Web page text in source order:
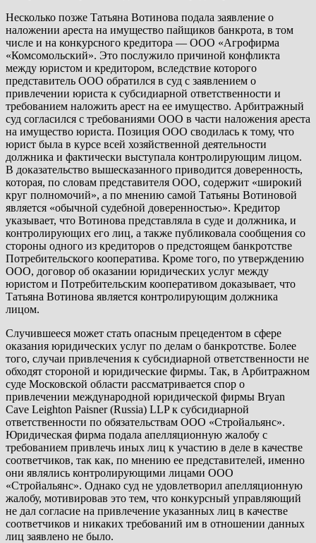
Несколько позже Татьяна Вотинова подала заявление о
наложении ареста на имущество пайщиков банкрота, в том
числе и на конкурсного кредитора — ООО «Агрофирма
«Комсомольский». Это послужило причиной конфликта
между юристом и кредитором, вследствие которого
представитель ООО обратился в суд с заявлением о
привлечении юриста к субсидиарной ответственности и
требованием наложить арест на ее имущество. Арбитражный
суд согласился с требованиями ООО в части наложения ареста
на имущество юриста. Позиция ООО сводилась к тому, что
юрист была в курсе всей хозяйственной деятельности
должника и фактически выступала контролирующим лицом.
В доказательство вышесказанного приводится доверенность,
которая, по словам представителя ООО, содержит «широкий
круг полномочий», а по мнению самой Татьяны Вотиновой
является «обычной судебной доверенностью». Кредитор
указывает, что Вотинова представляла в суде и должника, и
контролирующих его лиц, а также публиковала сообщения со
стороны одного из кредиторов о предстоящем банкротстве
Потребительского кооператива. Кроме того, по утверждению
ООО, договор об оказании юридических услуг между
юристом и Потребительским кооперативом доказывает, что
Татьяна Вотинова является контролирующим должника
лицом.
Случившееся может стать опасным прецедентом в сфере
оказания юридических услуг по делам о банкротстве. Более
того, случаи привлечения к субсидиарной ответственности не
обходят стороной и юридические фирмы. Так, в Арбитражном
суде Московской области рассматривается спор о
привлечении международной юридической фирмы Bryan
Cave Leighton Paisner (Russia) LLP к субсидиарной
ответственности по обязательствам ООО «Стройальянс».
Юридическая фирма подала апелляционную жалобу с
требованием привлечь иных лиц к участию в деле в качестве
соответчиков, так как, по мнению ее представителей, именно
они являлись контролирующими лицами ООО
«Стройальянс». Однако суд не удовлетворил апелляционную
жалобу, мотивировав это тем, что конкурсный управляющий
не дал согласие на привлечение указанных лиц в качестве
соответчиков и никаких требований им в отношении данных
лиц заявлено не было.